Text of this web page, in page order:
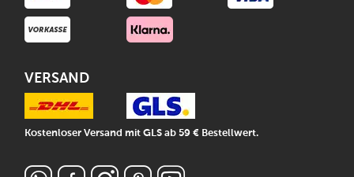
VERSAND
Kostenloser Versand mit GLS ab 59 € Bestellwert.